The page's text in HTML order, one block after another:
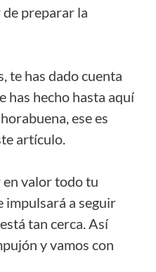
preparar la
te has dado cuenta
has hecho hasta aquí
ese es
artículo.
valor todo tu
impulsará a seguir
tan cerca. Así
y vamos con